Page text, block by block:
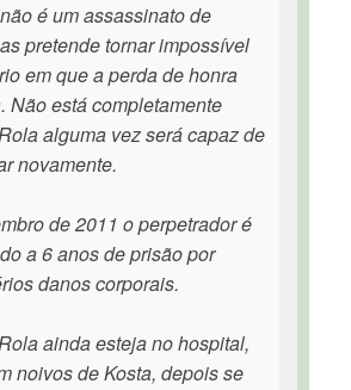
é um assassinato de
pretende tornar impossível
em que a perda de honra
Não está completamente
alguma vez será capaz de
novamente.
de 2011 o perpetrador é
a 6 anos de prisão por
danos corporais.
ainda esteja no hospital,
noivos de Kosta, depois se